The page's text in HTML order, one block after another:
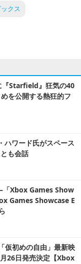
ックス
『Starfield』狂気の40
を公開する熱狂的フ
ハワード氏がスペース
も会話
「Xbox Games Show
Games Showcase E
仮初めの自由」最新映
26日発売決定【Xbox